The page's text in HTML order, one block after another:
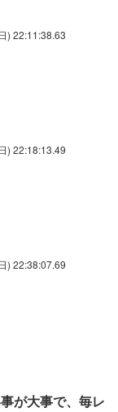
) 22:11:38.63
) 22:18:13.49
) 22:38:07.69
が大事で、毎レ